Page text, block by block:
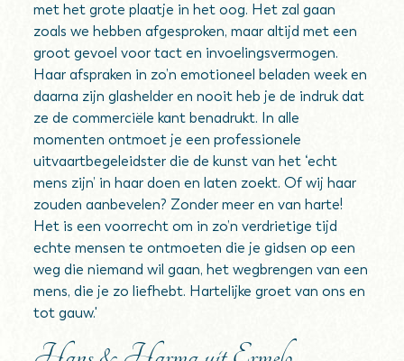
met het grote plaatje in het oog. Het zal gaan
zoals we hebben afgesproken, maar altijd met een
groot gevoel voor tact en invoelingsvermogen.
Haar afspraken in zo’n emotioneel beladen week en
daarna zijn glashelder en nooit heb je de indruk dat
ze de commerciële kant benadrukt. In alle
momenten ontmoet je een professionele
uitvaartbegeleidster die de kunst van het ‘echt
mens zijn’ in haar doen en laten zoekt. Of wij haar
zouden aanbevelen? Zonder meer en van harte!
Het is een voorrecht om in zo’n verdrietige tijd
echte mensen te ontmoeten die je gidsen op een
weg die niemand wil gaan, het wegbrengen van een
mens, die je zo liefhebt. Hartelijke groet van ons en
tot gauw.'